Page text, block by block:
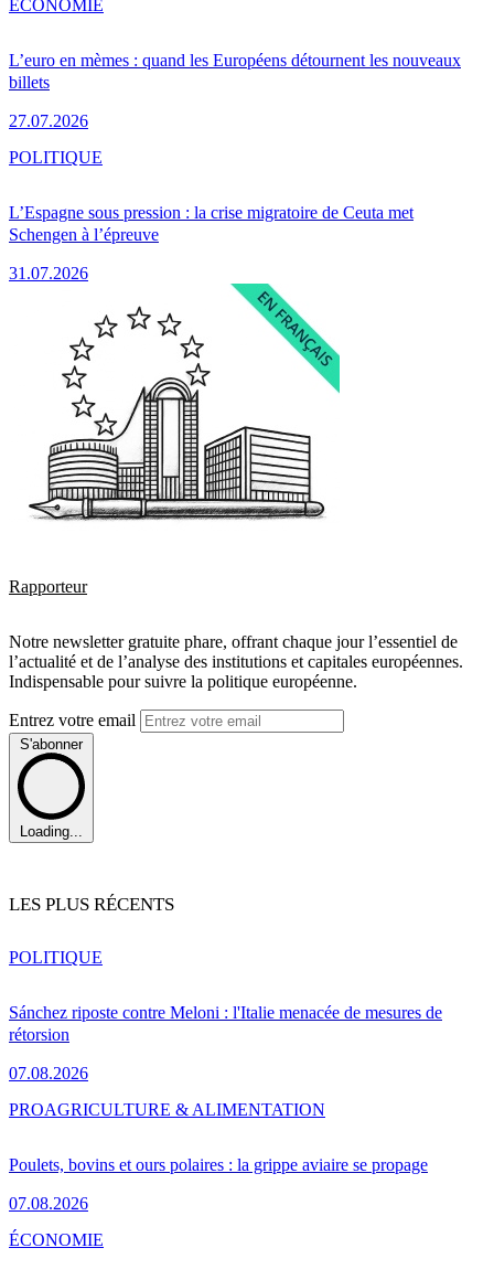
L’euro en mèmes : quand les Européens détournent les nouveaux
billets
27.07.2026
ÉCONOMIE
L’Espagne sous pression : la crise migratoire de Ceuta met
Schengen à l’épreuve
31.07.2026
POLITIQUE
Rapporteur
Notre newsletter gratuite phare, offrant chaque jour l’essentiel de
l’actualité et de l’analyse des institutions et capitales européennes.
Indispensable pour suivre la politique européenne.
Entrez votre email
S'abonner
Loading...
LES PLUS RÉCENTS
Sánchez riposte contre Meloni : l'Italie menacée de mesures de
rétorsion
07.08.2026
POLITIQUE
Poulets, bovins et ours polaires : la grippe aviaire se propage
07.08.2026
PROAGRICULTURE & ALIMENTATION
ÉCONOMIE